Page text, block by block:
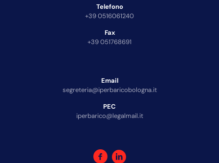
Telefono
+39 0516061240
Fax
+39 051768691
Email
segreteria@iperbaricobologna.it
PEC
iperbarico@legalmail.it